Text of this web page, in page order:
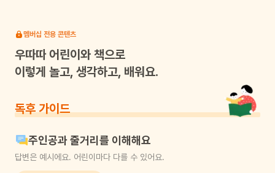
멤버십 전용 콘텐츠
우따따어린이와 책으로
이렇게 놀고, 생각하고, 배워요.
독후 가이드
주인공과 줄거리를 이해해요
답변은 예시에요. 어린이마다 다를 수 있어요.